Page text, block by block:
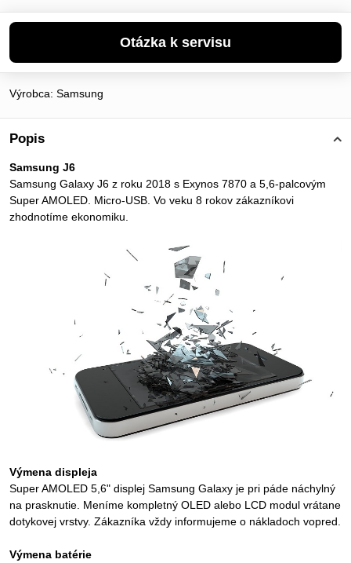
Výrobca: Samsung
Popis
Samsung J6
Samsung Galaxy J6 z roku 2018 s Exynos 7870 a 5,6-palcovým
Super AMOLED. Micro-USB. Vo veku 8 rokov zákazníkovi
zhodnotíme ekonomiku.
Výmena displeja
Super AMOLED 5,6" displej Samsung Galaxy je pri páde náchylný
na prasknutie. Meníme kompletný OLED alebo LCD modul vrátane
dotykovej vrstvy. Zákazníka vždy informujeme o nákladoch vopred.
Výmena batérie